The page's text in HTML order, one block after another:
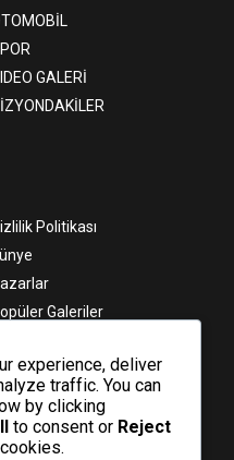
GALERİ
Politikası
Galeriler
Gönder
experience, deliver
traffic. You can
by clicking
to consent or Reject